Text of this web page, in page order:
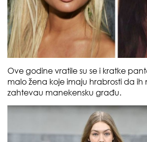
Ove godine vratile su se i kratke
malo žena koje imaju hrabrosti da ih
zahtevau manekensku građu.